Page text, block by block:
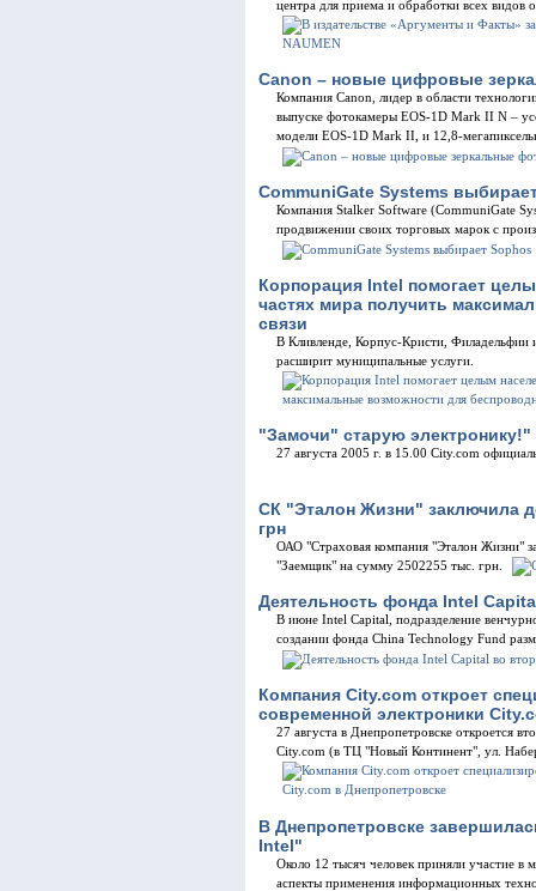
центра для приема и обработки всех видов
Canon – новые цифровые
Компания Canon, лидер в области
выпуске фотокамеры EOS-1D Mark II N –
модели EOS-1D Mark II, и 12,8-
CommuniGate Systems
Компания Stalker Software (CommuniGate
продвижении своих торговых марок с
Корпорация Intel помогает
частях мира получить
связи
В Кливленде, Корпус-Кристи, Филадельфии
расширит муниципальные услуги.
"Замочи" старую электронику!"
27 августа 2005 г. в 15.00 City.com
СК "Эталон Жизни" заключила
грн
ОАО "Страховая компания "Эталон Жизни"
"Заемщик" на сумму 2502255 тыс. грн.
Деятельность фонда Intel
В июне Intel Capital, подразделение
создании фонда China Technology Fund
Компания City.com откроет
современной электроники
27 августа в Днепропетровске откроется
City.com (в ТЦ "Новый Континент", ул.
В Днепропетровске
Intel"
Около 12 тысяч человек приняли участие
аспекты применения информационных